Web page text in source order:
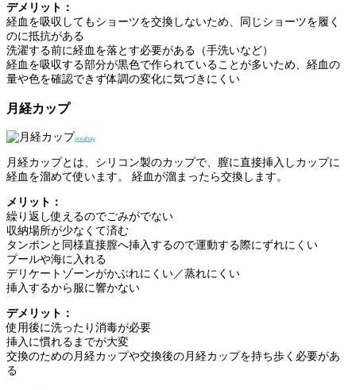
デメリット：
経血を吸収してもショーツを交換しないため、同じショーツを履く
のに抵抗がある
洗濯する前に経血を落とす必要がある（手洗いなど）
経血を吸収する部分が黒色で作られていることが多いため、経血の
量や色を確認できず体調の変化に気づきにくい
月経カップ
pixabay
月経カップとは、シリコン製のカップで、膣に直接挿入しカップに
経血を溜めて使います。 経血が溜まったら交換します。
メリット：
繰り返し使えるのでごみがでない
収納場所が少なくて済む
タンポンと同様直接膣へ挿入するので運動する際にずれにくい
プールや海に入れる
デリケートゾーンがかぶれにくい／蒸れにくい
挿入するから服に響かない
デメリット：
使用後に洗ったり消毒が必要
挿入に慣れるまでが大変
交換のための月経カップや交換後の月経カップを持ち歩く必要があ
る